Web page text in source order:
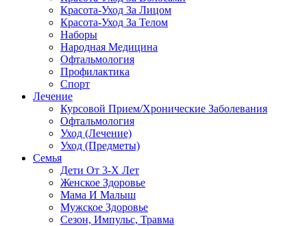
Красота-Уход За Лицом
Красота-Уход За Телом
Наборы
Народная Медицина
Офтальмология
Профилактика
Спорт
Лечение
Курсовой Прием/Хронические Заболевания
Офтальмология
Уход (Лечение)
Уход (Предметы)
Семья
Дети От 3-Х Лет
Женское Здоровье
Мама И Малыш
Мужское Здоровье
Сезон, Импульс, Травма